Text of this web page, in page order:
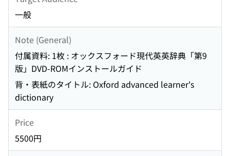
一般
Note (General)
付属資料: 1枚 : オックスフォード現代英英辞典「第9
版」DVD-ROMインストールガイド
背・表紙のタイトル: Oxford advanced learner's
dictionary
Price
5500円